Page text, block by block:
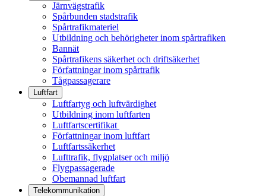
Järnvägstrafik
Spårbunden stadstrafik
Spårtrafikmateriel
Utbildning och behörigheter inom spårtrafiken
Bannät
Spårtrafikens säkerhet och driftsäkerhet
Författningar inom spårtrafik
Tågpassagerare
Luftfart
Luftfartyg och luftvärdighet
Utbildning inom luftfarten
Luftfartscertifikat
Författningar inom luftfart
Luftfartssäkerhet
Lufttrafik, flygplatser och miljö
Flygpassagerade
Obemannad luftfart
Telekommunikation